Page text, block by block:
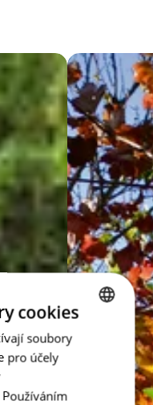
ale bez jeho
vzhled tradice i
dřevo
CZECH
cookies
soubory
pro účely